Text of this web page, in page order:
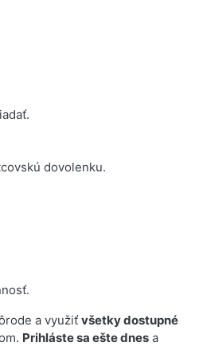
dovolenku.
a využiť všetky dostupné
Prihláste sa ešte dnes a